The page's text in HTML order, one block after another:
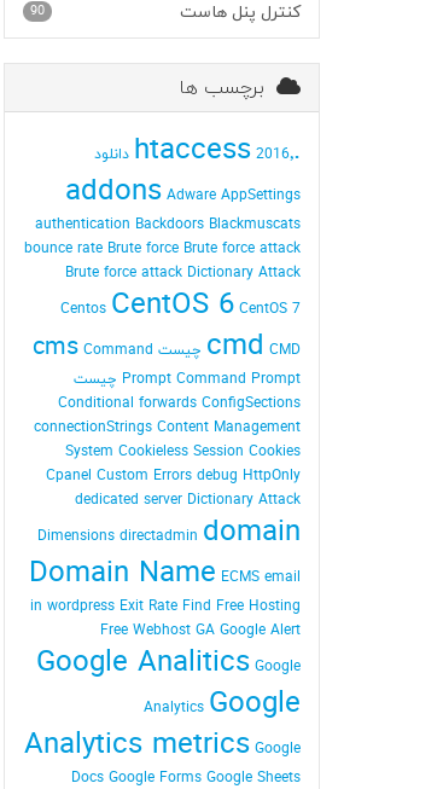
90 کنترل پنل هاست
برچسب ها
.htaccess2016٬ دانلود
addons Adware AppSettings
authentication Backdoors Blackmuscats
bounce rate Brute force Brute force attack
Brute force attack Dictionary Attack
Centos CentOS 6 CentOS 7
cmd CMD چیست cms Command
Prompt Command Prompt چیست
Conditional forwards ConfigSections
connectionStrings Content Management
System Cookieless Session Cookies
Cpanel Custom Errors debug HttpOnly
dedicated server Dictionary Attack
Dimensions directadmin domain
Domain Name ECMS email
in wordpress Exit Rate Find Free Hosting
Free Webhost GA Google Alert
Google Analitics Google
Analytics Google
Analytics metrics Google
Docs Google Forms Google Sheets